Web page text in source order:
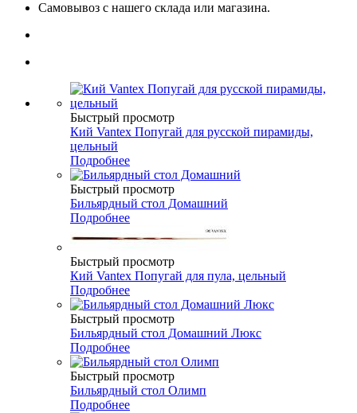
Самовывоз с нашего склада или магазина.
Быстрый просмотр
Кий Vantex Попугай для русской пирамиды,
цельный
Подробнее
Быстрый просмотр
Бильярдный стол Домашний
Подробнее
Быстрый просмотр
Кий Vantex Попугай для пула, цельный
Подробнее
Быстрый просмотр
Бильярдный стол Домашний Люкс
Подробнее
Быстрый просмотр
Бильярдный стол Олимп
Подробнее